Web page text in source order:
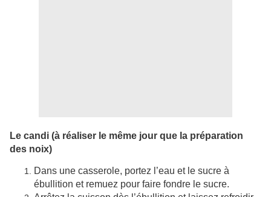
Le candi (à réaliser le même jour que la préparation
des noix)
Dans une casserole, portez l’eau et le sucre à
ébullition et remuez pour faire fondre le sucre.